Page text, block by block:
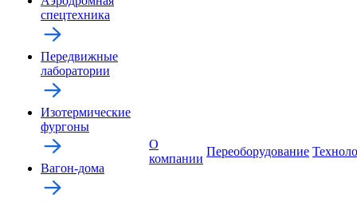
спецтехника
Передвижные
лаборатории
Изотермические
фургоны
Вагон-дома
О
компании
Переоборудование